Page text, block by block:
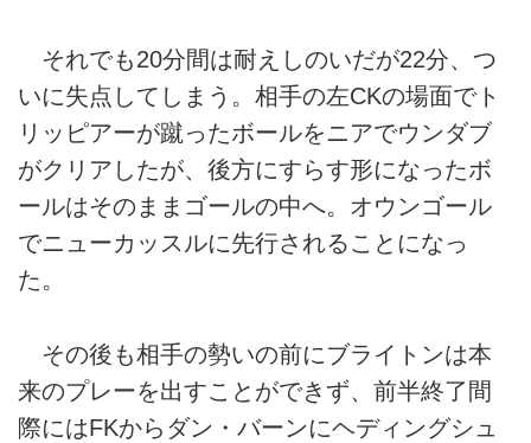
それでも20分間は耐えしのいだが22分、つ
いに失点してしまう。相手の左CKの場面でト
リッピアーが蹴ったボールをニアでウンダブ
がクリアしたが、後方にすらす形になったボ
ールはそのままゴールの中へ。オウンゴール
でニューカッスルに先行されることになっ
た。
その後も相手の勢いの前にブライトンは本
来のプレーを出すことができず、前半終了間
際にはFKからダン・バーンにヘディングシュ